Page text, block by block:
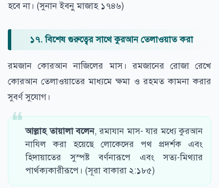
হবে না। (সুনান ইবনু মাজাহ ১৭৪৬)
১৭. বিশেষ গুরুত্বের সাথে কুরআন তেলাওয়াত করা
রমজান কোরআন নাজিলের মাস। রমজানের রোজা রেখে
কোরআন তেলাওয়াতের মাধ্যমে ক্ষমা ও রহমত কামনা করার
সুবর্ণ সুযোগ।
আল্লাহ তায়ালা বলেন,রমাযান মাস- যার মধ্যে কুরআন
নাযিল করা হয়েছে লোকেদের পথ প্রদর্শক এবং
হিদায়াতের সুস্পষ্ট বর্ণনারূপে এবং সত্য-মিথ্যার
পার্থক্যকারীরূপে। (সূরা বাকারা ২:১৮৫)